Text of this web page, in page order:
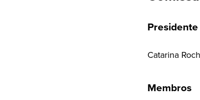
Presidente
Catarina
Membros